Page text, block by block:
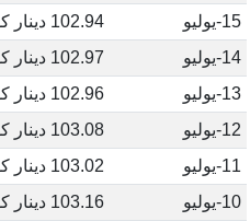
15-يوليو
102.94 دينار كويتي
14-يوليو
102.97 دينار كويتي
13-يوليو
102.96 دينار كويتي
12-يوليو
103.08 دينار كويتي
11-يوليو
103.02 دينار كويتي
10-يوليو
103.16 دينار كويتي